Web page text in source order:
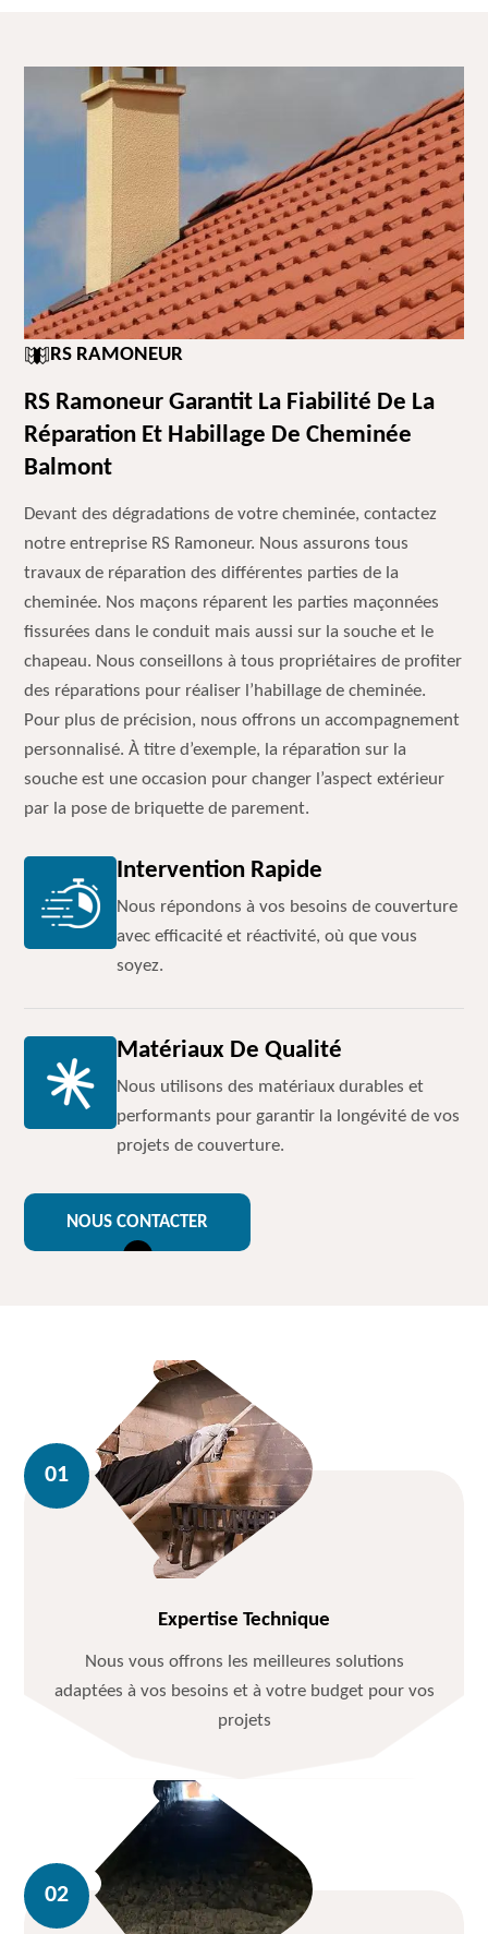
RS RAMONEUR
RS Ramoneur Garantit La Fiabilité De La
Réparation Et Habillage De Cheminée
Balmont
Devant des dégradations de votre cheminée, contactez
notre entreprise RS Ramoneur. Nous assurons tous
travaux de réparation des différentes parties de la
cheminée. Nos maçons réparent les parties maçonnées
fissurées dans le conduit mais aussi sur la souche et le
chapeau. Nous conseillons à tous propriétaires de profiter
des réparations pour réaliser l’habillage de cheminée.
Pour plus de précision, nous offrons un accompagnement
personnalisé. À titre d’exemple, la réparation sur la
souche est une occasion pour changer l’aspect extérieur
par la pose de briquette de parement.
Intervention Rapide
Nous répondons à vos besoins de couverture
avec efficacité et réactivité, où que vous
soyez.
Matériaux De Qualité
Nous utilisons des matériaux durables et
performants pour garantir la longévité de vos
projets de couverture.
NOUS CONTACTER
Expertise Technique
Nous vous offrons les meilleures solutions
adaptées à vos besoins et à votre budget pour vos
projets